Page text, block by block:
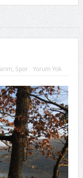
Spor Yorum Yok